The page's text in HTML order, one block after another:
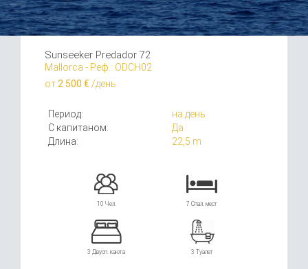
Sunseeker Predador 72
Mallorca - Реф.: ODCH02
от 2 500 € /день
Период:
на день
С капитаном:
Да
Длина:
22,5 m
10 Чел. 7 Спал. мест
3 Двусп. каюта 3 Туалет